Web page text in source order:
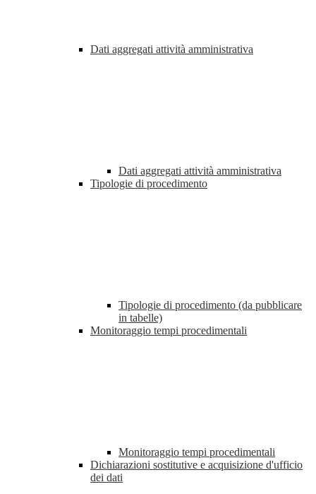
Dati aggregati attività amministrativa
Dati aggregati attività amministrativa
Tipologie di procedimento
Tipologie di procedimento (da pubblicare
in tabelle)
Monitoraggio tempi procedimentali
Monitoraggio tempi procedimentali
Dichiarazioni sostitutive e acquisizione d'ufficio
dei dati